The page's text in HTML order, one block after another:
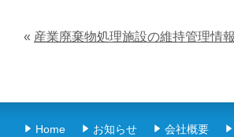
« 産業廃棄物処理施設の維持管理情報
Home お知らせ 会社概要